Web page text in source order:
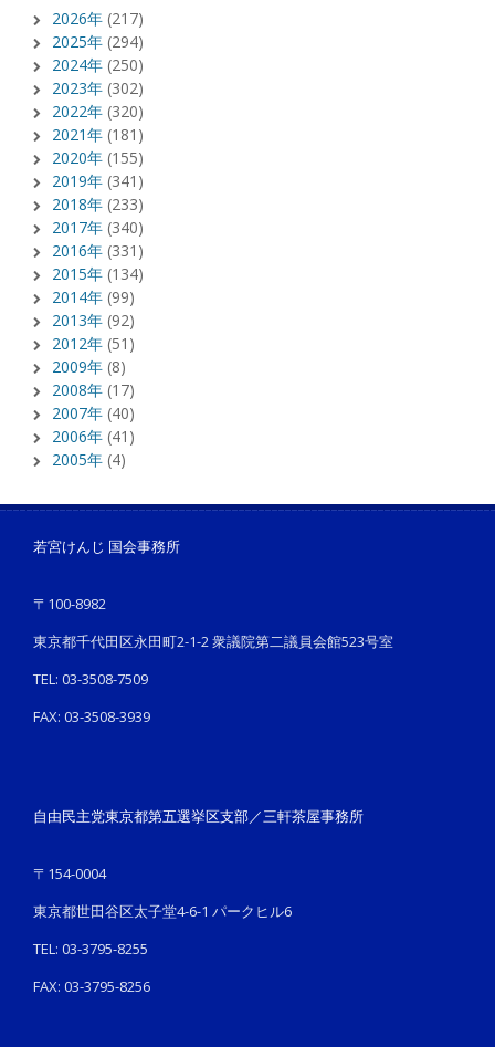
2026年 (217)
2025年 (294)
2024年 (250)
2023年 (302)
2022年 (320)
2021年 (181)
2020年 (155)
2019年 (341)
2018年 (233)
2017年 (340)
2016年 (331)
2015年 (134)
2014年 (99)
2013年 (92)
2012年 (51)
2009年 (8)
2008年 (17)
2007年 (40)
2006年 (41)
2005年 (4)
若宮けんじ 国会事務所
〒100-8982
東京都千代田区永田町2-1-2 衆議院第二議員会館523号室
TEL: 03-3508-7509
FAX: 03-3508-3939
自由民主党東京都第五選挙区支部／三軒茶屋事務所
〒154-0004
東京都世田谷区太子堂4-6-1 パークヒル6
TEL: 03-3795-8255
FAX: 03-3795-8256